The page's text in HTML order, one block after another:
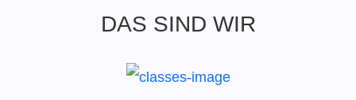
DAS SIND WIR